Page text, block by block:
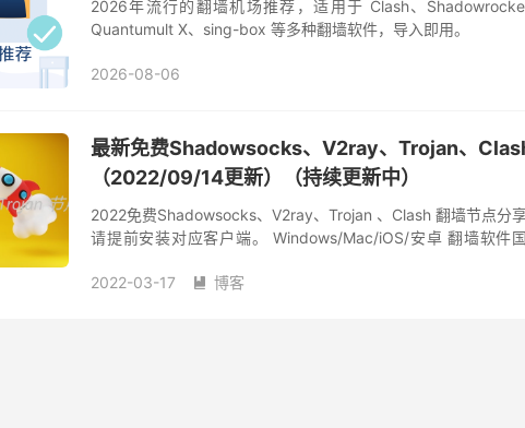
2026年流行的翻墙机场推荐，适用于 Clash、
Quantumult X、sing-box 等多种翻墙软件，导入即用。
2026-08-06
最新免费Shadowsocks、V2ray、Trojan、
（2022/09/14更新）（持续更新中）
2022免费Shadowsocks、V2ray、Trojan 、Clash 翻墙节点分享
请提前安装对应客户端。 Windows/Mac/iOS/安卓 翻墙软件
2022-03-17  博客